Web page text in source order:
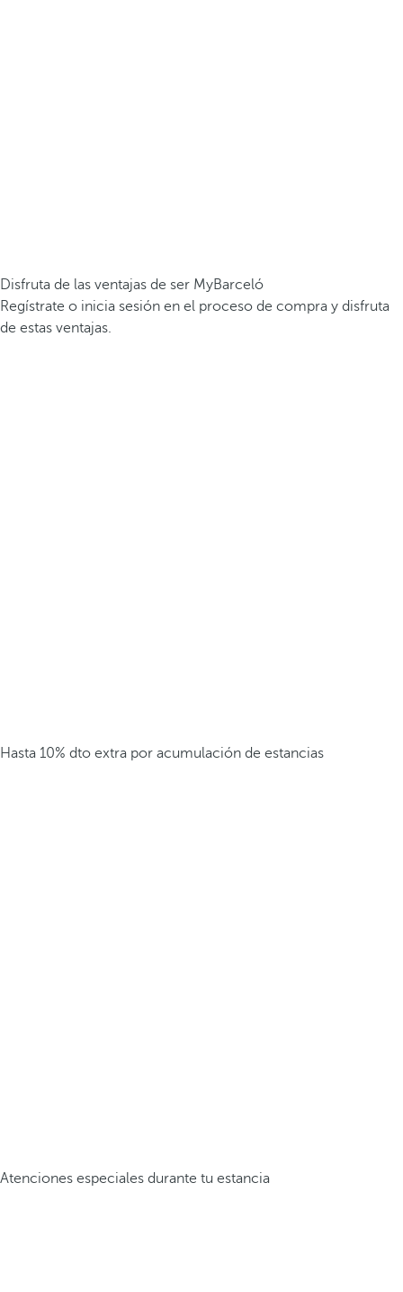
Disfruta de las ventajas de ser MyBarceló
Regístrate o inicia sesión en el proceso de compra y disfruta
de estas ventajas.
Hasta 10% dto extra por acumulación de estancias
Atenciones especiales durante tu estancia